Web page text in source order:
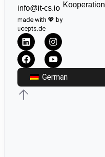
info@it-cs.io
made with 💖 by
ucepts.de
German